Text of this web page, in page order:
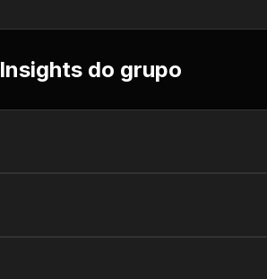
Insights do grupo